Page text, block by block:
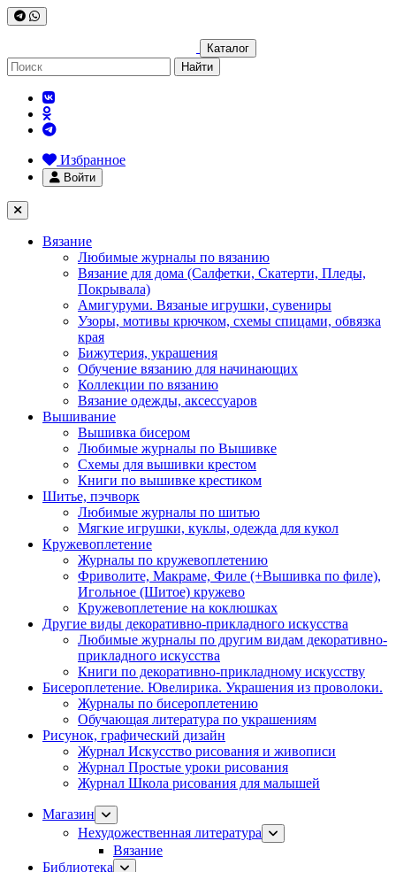
Каталог
Найти
Избранное
Войти
Вязание
Любимые журналы по вязанию
Вязание для дома (Салфетки, Скатерти, Пледы,
Покрывала)
Амигуруми. Вязаные игрушки, сувениры
Узоры, мотивы крючком, схемы спицами, обвязка
края
Бижутерия, украшения
Обучение вязанию для начинающих
Коллекции по вязанию
Вязание одежды, аксессуаров
Вышивание
Вышивка бисером
Любимые журналы по Вышивке
Схемы для вышивки крестом
Книги по вышивке крестиком
Шитье, пэчворк
Любимые журналы по шитью
Мягкие игрушки, куклы, одежда для кукол
Кружевоплетение
Журналы по кружевоплетению
Фриволите, Макраме, Филе (+Вышивка по филе),
Игольное (Шитое) кружево
Кружевоплетение на коклюшках
Другие виды декоративно-прикладного искусства
Любимые журналы по другим видам декоративно-
прикладного искусства
Книги по декоративно-прикладному искусству
Бисероплетение. Ювелирика. Украшения из проволоки.
Журналы по бисероплетению
Обучающая литература по украшениям
Рисунок, графический дизайн
Журнал Искусство рисования и живописи
Журнал Простые уроки рисования
Журнал Школа рисования для малышей
Магазин
Нехудожественная литература
Вязание
Библиотека